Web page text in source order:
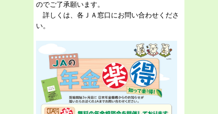
のでご了承願います。
詳しくは、各ＪＡ窓口にお問い合わせくださ
い。